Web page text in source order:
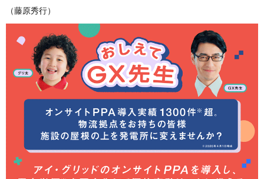
（藤原秀行）